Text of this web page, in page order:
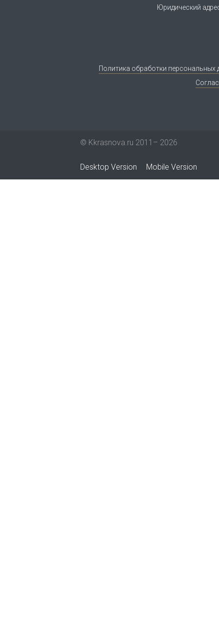
Юридический
Политика обработки персональных
© Kkrasnova.ru 2011– 2026
Desktop Version Mobile Version